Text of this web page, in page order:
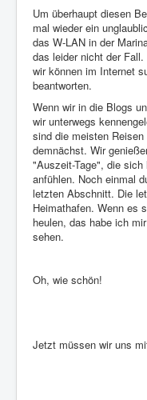
Um überhaupt diesen
mal wieder ein
das W-LAN in der
das leider nicht der
wir können im Internet
beantworten.
Wenn wir in die Blogs
wir unterwegs
sind die meisten
demnächst. Wir
"Auszeit-Tage", die sich
anfühlen. Noch einmal
letzten Abschnitt. Die
Heimathafen. Wenn es
heulen, das habe ich
sehen.
Oh, wie schön!
Jetzt müssen wir uns